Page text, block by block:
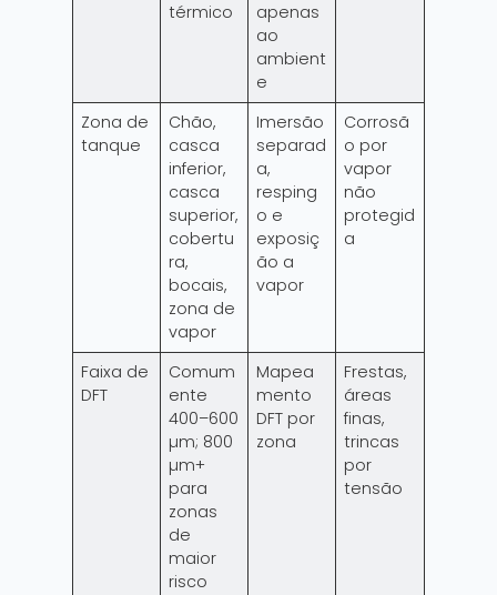
térmico
apenas
ao
ambient
e
Zona de
tanque
Chão,
casca
inferior,
casca
superior,
cobertu
ra,
bocais,
zona de
vapor
Imersão
separad
a,
resping
o e
exposiç
ão a
vapor
Corrosã
o por
vapor
não
protegid
a
Faixa de
DFT
Comum
ente
400–600
µm; 800
µm+
para
zonas
de
maior
risco
Mapea
mento
DFT por
zona
Frestas,
áreas
finas,
trincas
por
tensão